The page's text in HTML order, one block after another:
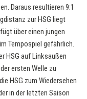
Daraus resultieren 9:1
zur HSG liegt
über einen jungen
Tempospiel gefährlich.
HSG auf Linksaußen
ersten Welle zu
HSG zum Wiedersehen
in der letzten Saison